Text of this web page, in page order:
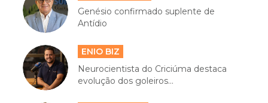
Genésio confirmado suplente de
Antídio
ENIO BIZ
Neurocientista do Criciúma destaca
evolução dos goleiros...